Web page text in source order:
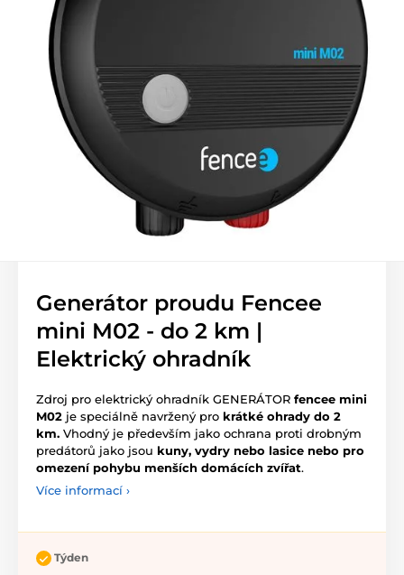
Generátor proudu Fencee
mini M02 - do 2 km |
Elektrický ohradník
Zdroj pro elektrický ohradník GENERÁTOR fencee mini
M02 je speciálně navržený pro krátké ohrady do 2
km. Vhodný je především jako ochrana proti drobným
predátorů jako jsou kuny, vydry nebo lasice nebo pro
omezení pohybu menších domácích zvířat.
Více informací ›
Týden